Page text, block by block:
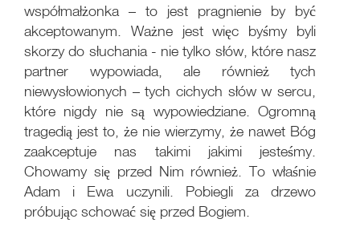
współmałżonka – to jest pragnienie by być
akceptowanym. Ważne jest więc byśmy byli
skorzy do słuchania - nie tylko słów, które nasz
partner wypowiada, ale również tych
niewysłowionych – tych cichych słów w sercu,
które nigdy nie są wypowiedziane. Ogromną
tragedią jest to, że nie wierzymy, że nawet Bóg
zaakceptuje nas takimi jakimi jesteśmy.
Chowamy się przed Nim również. To właśnie
Adam i Ewa uczynili. Pobiegli za drzewo
próbując schować się przed Bogiem.